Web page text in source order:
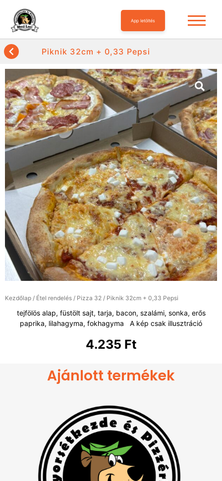
App letöltés
Piknik 32cm + 0,33 Pepsi
Kezdőlap / Étel rendelés / Pizza 32 / Piknik 32cm + 0,33 Pepsi
tejfölös alap, füstölt sajt, tarja, bacon, szalámi, sonka, erős
paprika, lilahagyma, fokhagyma A kép csak illusztráció
4.235 Ft
Ajánlott termékek